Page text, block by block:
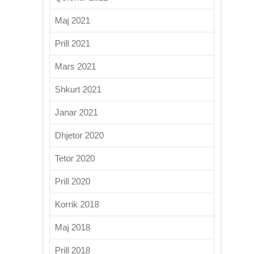
Maj 2021
Prill 2021
Mars 2021
Shkurt 2021
Janar 2021
Dhjetor 2020
Tetor 2020
Prill 2020
Korrik 2018
Maj 2018
Prill 2018